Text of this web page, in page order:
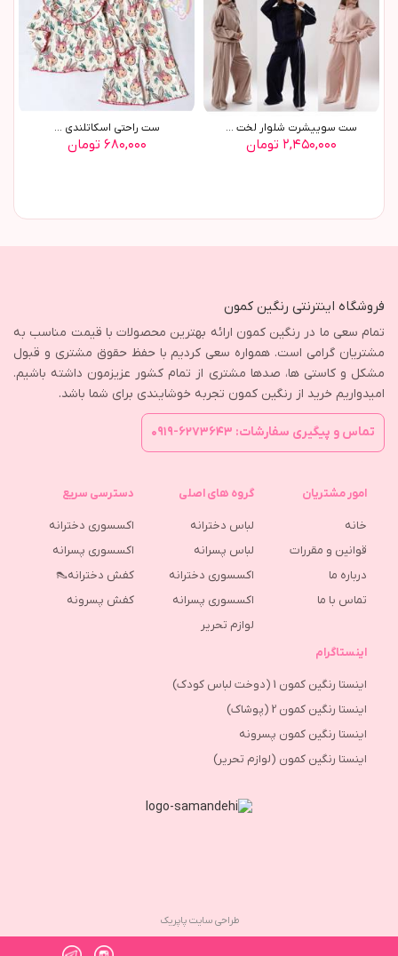
ست سوييشرت شلوار لخت ...
۲,۴۵۰,۰۰۰ تومان
ست راحتي اسکاتلندي ...
۶۸۰,۰۰۰ تومان
فروشگاه اینترنتی رنگین کمون
تمام سعی ما در رنگین کمون ارائه بهترین محصولات با قیمت مناسب به
مشتریان گرامی است. همواره سعی کردیم با حفظ حقوق مشتری و قبول
مشکل و کاستی ها، صدها مشتری از تمام کشور عزیزمون داشته باشیم.
امیدواریم خرید از رنگین کمون تجربه خوشایندی برای شما باشد.
تماس و پیگیری سفارشات: ۶۲۷۳۶۴۳-۰۹۱۹
امور مشتریان
خانه
قوانین و مقررات
درباره ما
تماس با ما
گروه های اصلی
لباس دخترانه
لباس پسرانه
اکسسوری دخترانه
اکسسوری پسرانه
لوازم تحریر
دسترسی سریع
اکسسوری دخترانه
اکسسوری پسرانه
کفش دخترانه👠
كفش پسرونه
اینستاگرام
اینستا رنگین کمون 1 (دوخت لباس کودک)
اینستا رنگین کمون 2 (پوشاک)
اینستا رنگین کمون پسرونه
اینستا رنگین کمون (لوازم تحریر)
طراحی سایت پاپریک